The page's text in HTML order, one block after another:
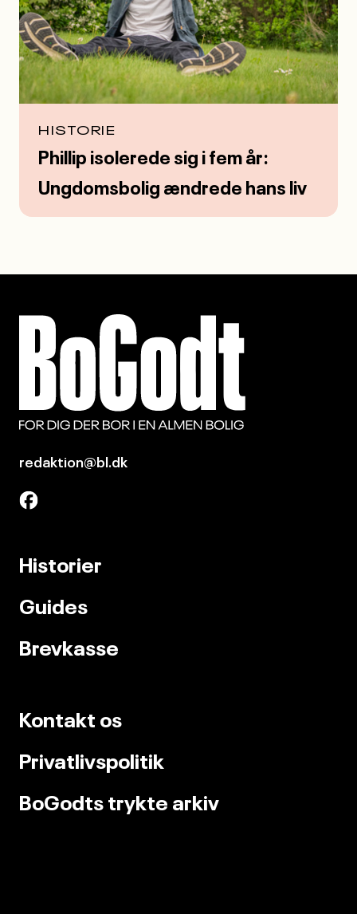
redaktion@bl.dk
Historier
Guides
Brevkasse
Kontakt os
Privatlivspolitik
BoGodts trykte arkiv